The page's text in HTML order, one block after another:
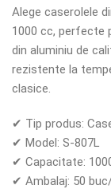
Alege caserolele
1000 cc, perfecte
din aluminiu de
rezistente la
clasice.
✔ Tip produs:
✔ Model: S-807L
✔ Capacitate:
✔ Ambalaj: 50